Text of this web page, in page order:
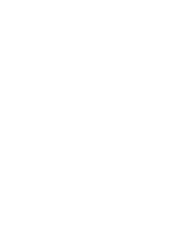
No es la
en estas
Línea de la
sobre el mar
también
dos